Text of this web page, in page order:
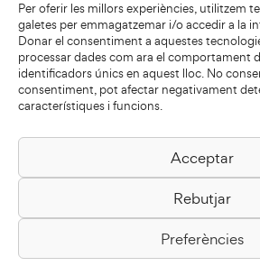
Per oferir les millors experiències, utilitzem
galetes per emmagatzemar i/o accedir a la
Donar el consentiment a aquestes
processar dades com ara el comportament
identificadors únics en aquest lloc. No
consentiment, pot afectar negativament
característiques i funcions.
Acceptar
Rebutjar
Preferències
Biblioteca Pilarin Bayés
Passeig de la Generalitat, 1
08500 Vic